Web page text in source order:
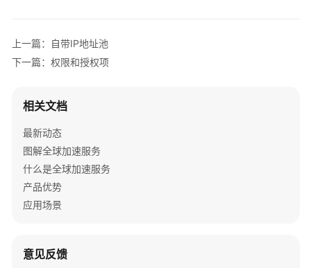
术
语
任
共
云
服
务
协
上一篇：自带IP地址池
下一篇：权限和授权项
相关文档
最新动态
图解全球加速服务
什么是全球加速服务
产品优势
应用场景
意见反馈